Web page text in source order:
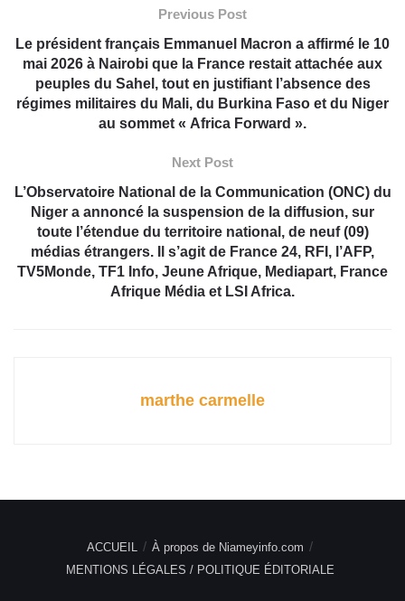
Previous Post
Le président français Emmanuel Macron a affirmé le 10
mai 2026 à Nairobi que la France restait attachée aux
peuples du Sahel, tout en justifiant l’absence des
régimes militaires du Mali, du Burkina Faso et du Niger
au sommet « Africa Forward ».
Next Post
L’Observatoire National de la Communication (ONC) du
Niger a annoncé la suspension de la diffusion, sur
toute l’étendue du territoire national, de neuf (09)
médias étrangers. Il s’agit de France 24, RFI, l’AFP,
TV5Monde, TF1 Info, Jeune Afrique, Mediapart, France
Afrique Média et LSI Africa.
marthe carmelle
ACCUEIL
À propos de Niameyinfo.com
MENTIONS LÉGALES / POLITIQUE ÉDITORIALE